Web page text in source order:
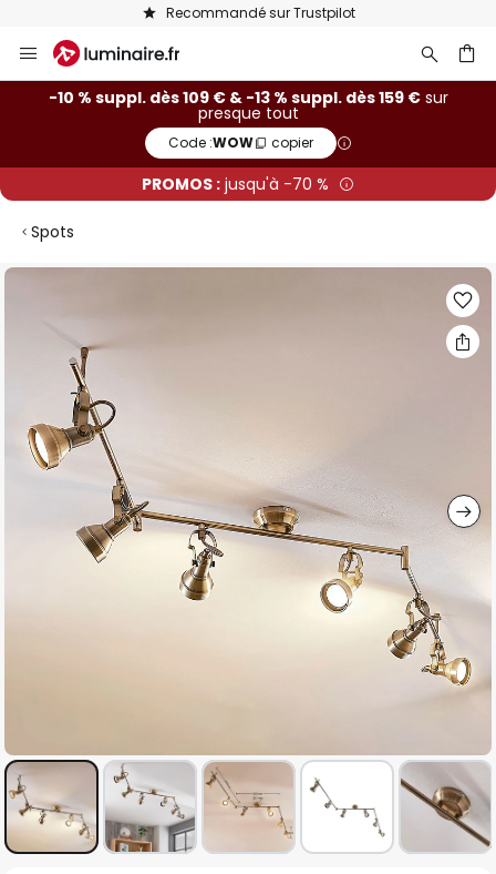
Recommandé sur Trustpilot
Allez
au
contenu
-10 % suppl. dès 109 € & -13 % suppl. dès 159 €sur
presque tout
Code :WOW copier
PROMOS : jusqu'à -70 %
Spots
Skip
the
images
gallery